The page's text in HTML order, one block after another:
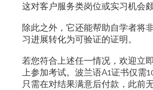
这对客户服务类岗位或实习机会颇
除此之外，它还能帮助自学者将
习进展转化为可验证的证明。
若您符合上述任一情况，欢迎立
上参加考试。波兰语A1证书仅需
只需在对结果满意后付款，此前